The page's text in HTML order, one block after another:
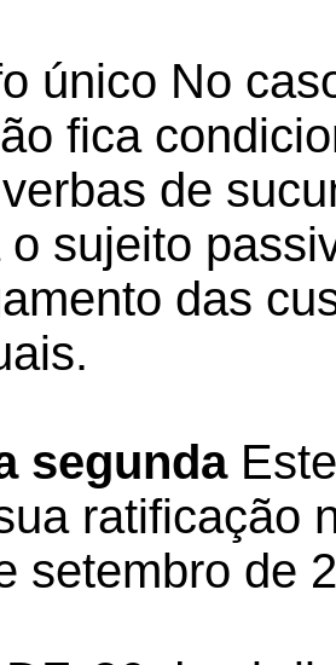
único No
fica
de
sujeito
das
segunda
ratificação
setembro de